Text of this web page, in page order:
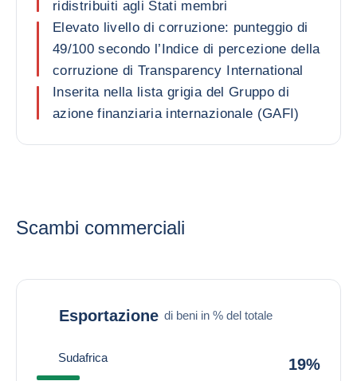
ridistribuiti agli Stati membri
Elevato livello di corruzione: punteggio di
49/100 secondo l’Indice di percezione della
corruzione di Transparency International
Inserita nella lista grigia del Gruppo di
azione finanziaria internazionale (GAFI)
Scambi commerciali
Esportazione di beni in % del totale
Sudafrica 19%